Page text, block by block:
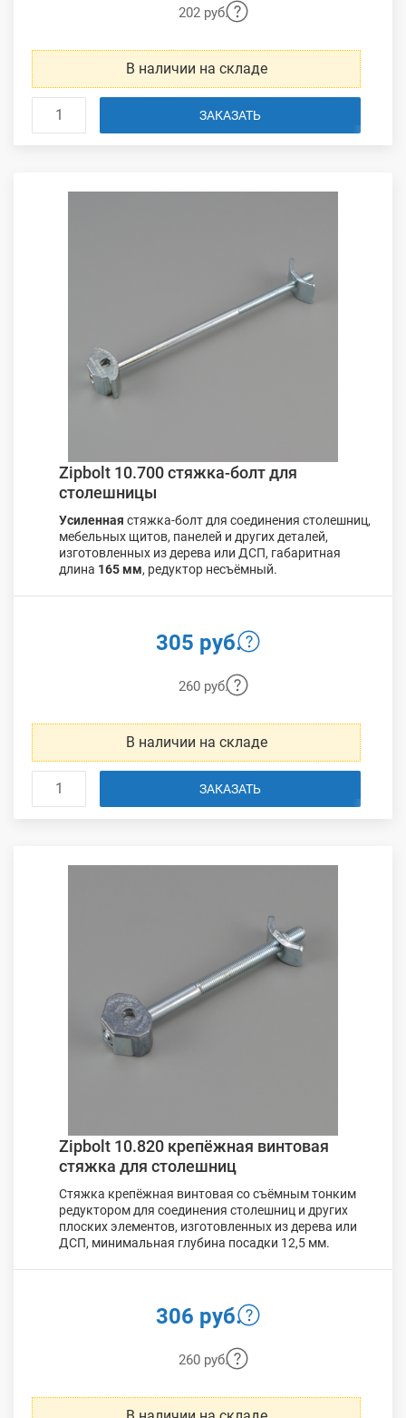
202 руб.
В наличии на складе
ЗАКАЗАТЬ
Zipbolt 10.700 стяжка-болт для
столешницы
Усиленная стяжка-болт для соединения столешниц,
мебельных щитов, панелей и других деталей,
изготовленных из дерева или ДСП, габаритная
длина 165 мм, редуктор несъёмный.
305 руб.
260 руб.
В наличии на складе
ЗАКАЗАТЬ
Zipbolt 10.820 крепёжная винтовая
стяжка для столешниц
Стяжка крепёжная винтовая со съёмным тонким
редуктором для соединения столешниц и других
плоских элементов, изготовленных из дерева или
ДСП, минимальная глубина посадки 12,5 мм.
306 руб.
260 руб.